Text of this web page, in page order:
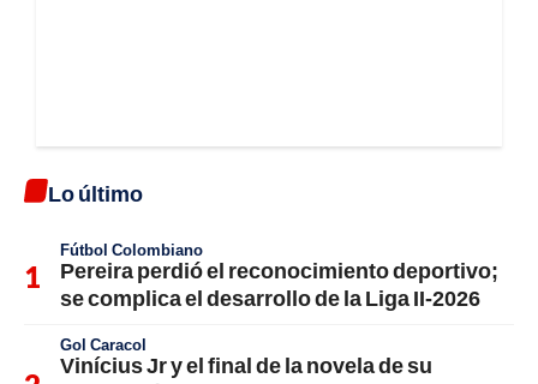
Lo último
Fútbol Colombiano
Pereira perdió el reconocimiento deportivo;
se complica el desarrollo de la Liga II-2026
Gol Caracol
Vinícius Jr y el final de la novela de su